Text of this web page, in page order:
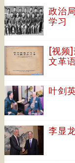
政治
学习
[视频
文革
叶剑
李显